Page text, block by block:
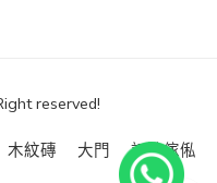
reserved!
木紋磚 大門 訂造傢俬